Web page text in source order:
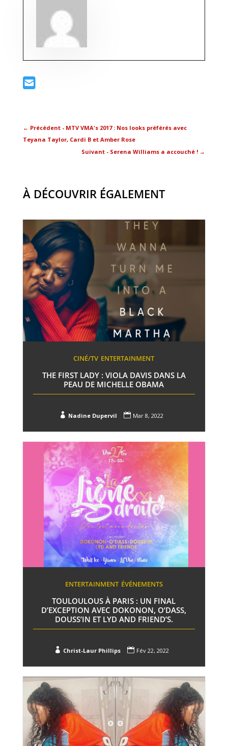
← Précédent - MTV VMA's 2017 : Nos looks préférés avec
Teyana Taylor, Cardi B et Amber Rose
Suivant - Serena Williams a accouché ! →
À DÉCOUVRIR ÉGALEMENT
CINÉ/TV ENTERTAINMENT
THE FIRST LADY : VIOLA DAVIS DANS LA
PEAU DE MICHELLE OBAMA
 Nadine Dupervil  Mar 8, 2022
ENTERTAINMENT ÉVÉNEMENTS
TOULOULOUS À PARIS : UN FINAL
D’EXCEPTION AVEC DOKONON, O’DASS,
DOUSS’IN ET LYD AND FRIEND’S.
 Christ-Laur Phillips  Fév 22, 2022